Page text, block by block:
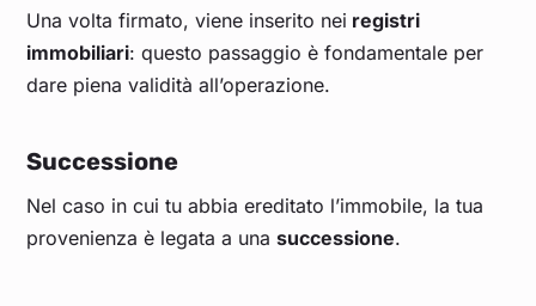
Una volta firmato, viene inserito nei registri
immobiliari: questo passaggio è fondamentale per
dare piena validità all’operazione.
Successione
Nel caso in cui tu abbia ereditato l’immobile, la tua
provenienza è legata a unasuccessione.